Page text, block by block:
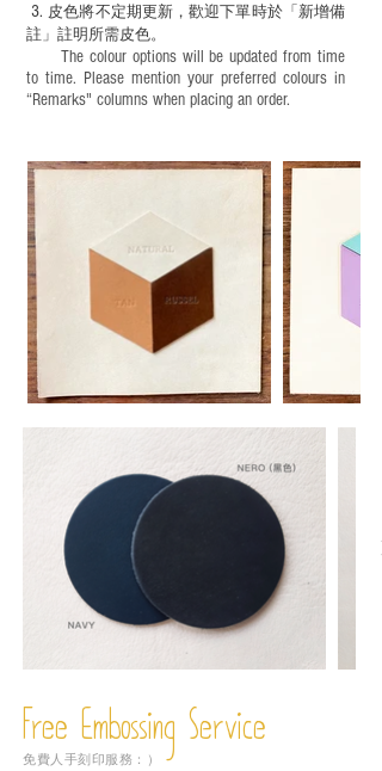
3. 皮色將不定期更新，歡迎下單時於「新增備
註」註明 所需皮色。
The colour options will be updated from time
to time. Please mention your preferred colours in
“Remarks" columns when placing an order.
Free Embossing Service
免費人手刻印服務：）